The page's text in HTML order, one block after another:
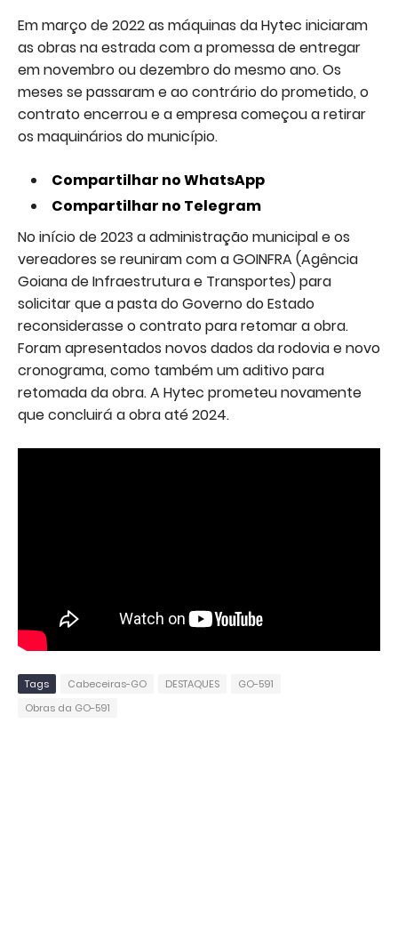
Em março de 2022 as máquinas da Hytec iniciaram
as obras na estrada com a promessa de entregar
em novembro ou dezembro do mesmo ano. Os
meses se passaram e ao contrário do prometido, o
contrato encerrou e a empresa começou a retirar
os maquinários do município.
Compartilhar no WhatsApp
Compartilhar no Telegram
No início de 2023 a administração municipal e os
vereadores se reuniram com a GOINFRA (Agência
Goiana de Infraestrutura e Transportes) para
solicitar que a pasta do Governo do Estado
reconsiderasse o contrato para retomar a obra.
Foram apresentados novos dados da rodovia e novo
cronograma, como também um aditivo para
retomada da obra. A Hytec prometeu novamente
que concluirá a obra até 2024.
Tags Cabeceiras-GO DESTAQUES
GO-591
Obras da GO-591